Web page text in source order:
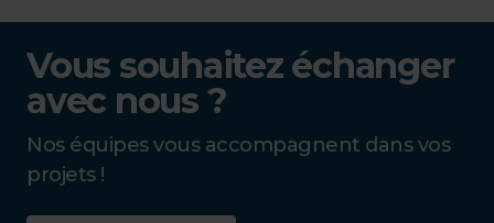
Vous souhaitez échanger
avec nous ?
Nos équipes vous accompagnent dans vos
projets !